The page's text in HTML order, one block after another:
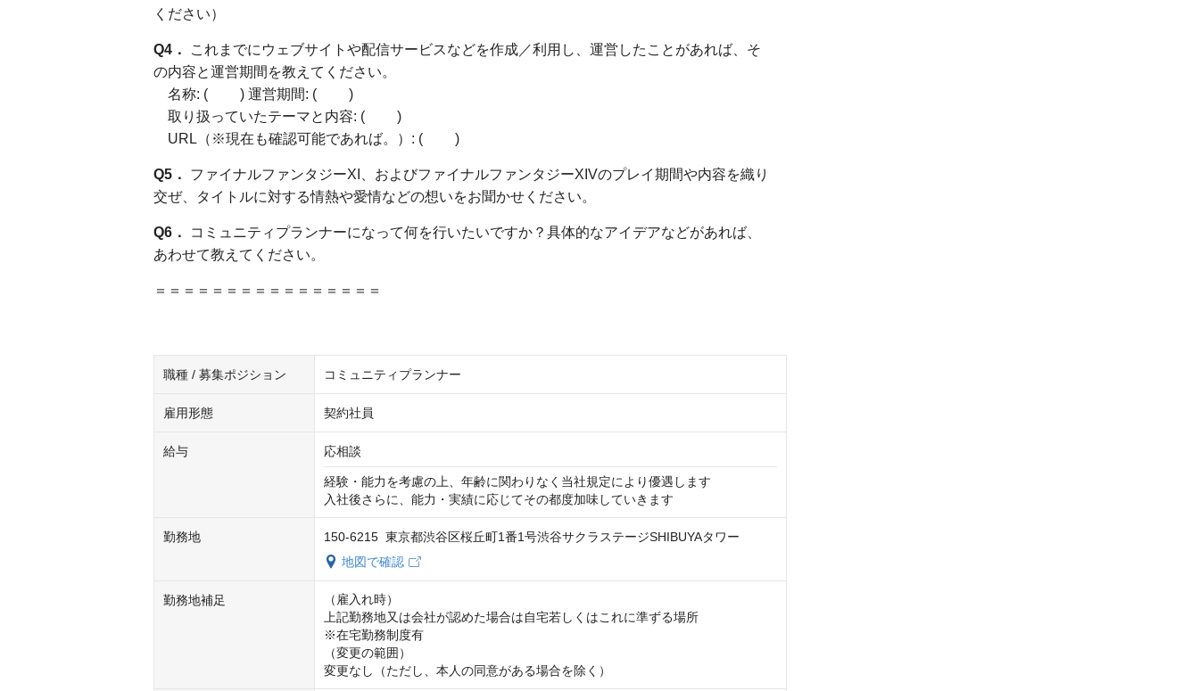
ください）
Q4．
これまでにウェブサイトや配信サービスなどを作成／利用し、運営したことがあれば、そ
の内容と運営期間を教えてください。
名称: ( ) 運営期間: ( )
取り扱っていたテーマと内容: ( )
URL（※現在も確認可能であれば。）: ( )
Q5．
ファイナルファンタジーXI、およびファイナルファンタジーXIVのプレイ期間や内容を織り
交ぜ、タイトルに対する情熱や愛情などの想いをお聞かせください。
Q6．
コミュニティプランナーになって何を行いたいですか？具体的なアイデアなどがあれば、
あわせて教えてください。
＝＝＝＝＝＝＝＝＝＝＝＝＝＝＝＝
職種 / 募集ポジション コミュニティプランナー
雇用形態 契約社員
給与 応相談
経験・能力を考慮の上、年齢に関わりなく当社規定により優遇します
入社後さらに、能力・実績に応じてその都度加味していきます
勤務地
150-6215 東京都渋谷区桜丘町1番1号渋谷サクラステージSHIBUYAタワー
地図で確認
勤務地補足
（雇入れ時）
上記勤務地又は会社が認めた場合は自宅若しくはこれに準ずる場所
※在宅勤務制度有
（変更の範囲）
変更なし（ただし、本人の同意がある場合を除く）